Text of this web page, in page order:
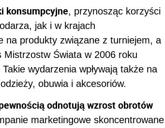
konsumpcyjne, przynosząc korzyści
jak i w krajach
na produkty związane z turniejem, a
Mistrzostw Świata w 2006 roku
Takie wydarzenia wpływają także na
obuwia i akcesoriów.
odnotują wzrost obrotów
marketingowe skoncentrowane